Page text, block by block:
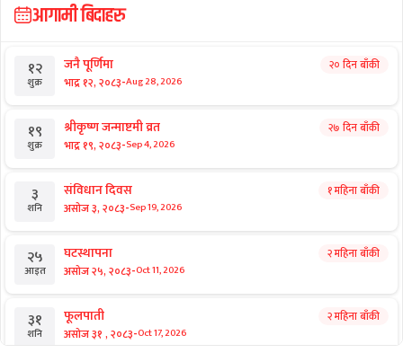
आगामी बिदाहरु
१२
शुक्र
जनै पूर्णिमा
भाद्र १२, २०८३-Aug 28, 2026
२० दिन बाँकी
१९
शुक्र
श्रीकृष्ण जन्माष्टमी व्रत
भाद्र १९, २०८३-Sep 4, 2026
२७ दिन बाँकी
३
शनि
संविधान दिवस
असोज ३, २०८३-Sep 19, 2026
१ महिना बाँकी
२५
आइत
घटस्थापना
असोज २५, २०८३-Oct 11, 2026
२ महिना बाँकी
३१
शनि
फूलपाती
असोज ३१ , २०८३-Oct 17, 2026
२ महिना बाँकी